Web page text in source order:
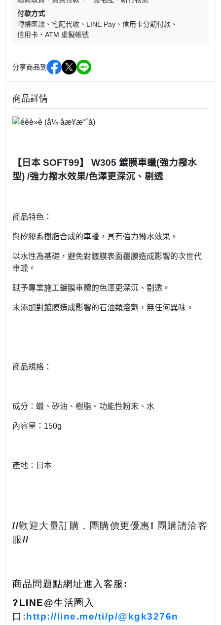
付款方式
轉帳匯款
宅配代收 LINE Pay
信用卡分期付款
信用卡
ATM 虛擬帳號
分享商品到
商品詳情
【日本 SOFT99】 W305 鍍膜車蠟(強力撥水
型) /強力撥水效果/色澤更深沉、剔透
商品特色：
與矽膠系樹脂合成的車蠟，具有強力撥水效果。
以水性為基礎，避免對鍍膜表面覆膜造成影響的次世代
車蠟。
賦予專業施工鍍膜車體的色澤更深沉、剔透。
未添加對鍍膜造成影響的石油類溶劑，無任何異味。
商品規格：
成分：蠟、矽油、樹脂、功能性粉末、水
內容量：150g
產地：日本
//歡迎大量訂購，團購價更優惠! 團購請洽客
服//
商品問題點網址進入客服:
?LINE@生活圈入
口 : http://line.me/ti/p/@kgk3276n